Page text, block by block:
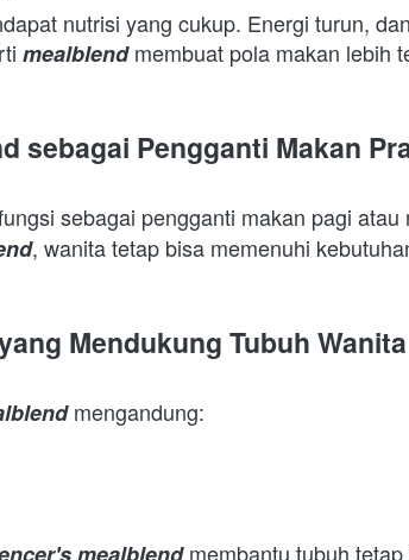
nutrisi yang cukup. Energi turun,
mealblend membuat pola makan lebih
sebagai Pengganti Makan
sebagai pengganti makan pagi atau
, wanita tetap bisa memenuhi
Mendukung Tubuh Wanita
mengandung:
mealblend membantu tubuh